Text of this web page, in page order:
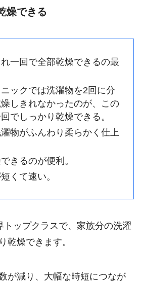
燥できる
一回で全部乾燥できるの最
ックでは洗濯物を2回に分
しきれなかったのが、この
でしっかり乾燥できる。
物がふんわり柔らかく仕上
きるのが便利。
くて速い。
トップクラスで、家族分の洗濯
乾燥できます。
が減り、大幅な時短につなが